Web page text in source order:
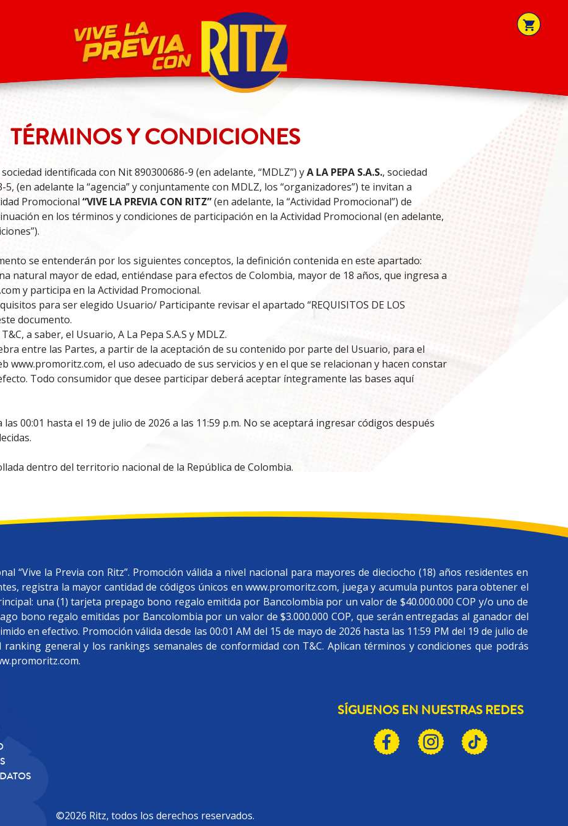
TÉRMINOS Y CONDICIONES
sociedad identificada con Nit 890300686-9 (en adelante, “MDLZ”) yA LA PEPA S.A.S., sociedad
(en adelante la “agencia” y conjuntamente con MDLZ, los “organizadores”) te invitan a
Promocional“VIVE LA PREVIA CON RITZ”(en adelante, la “Actividad Promocional”) de
en los términos y condiciones de participación en la Actividad Promocional (en adelante,
se entenderán por los siguientes conceptos, la definición contenida en este apartado:
natural mayor de edad, entiéndase para efectos de Colombia, mayor de 18 años, que ingresa a
y participa en la Actividad Promocional.
para ser elegido Usuario/ Participante revisar el apartado “REQUISITOS DE LOS
documento.
a saber, el Usuario, A La Pepa S.A.S y MDLZ.
entre las Partes, a partir de la aceptación de su contenido por parte del Usuario, para el
www.promoritz.com, el uso adecuado de sus servicios y en el que se relacionan y hacen constar
Todo consumidor que desee participar deberá aceptar íntegramente las bases aquí
las 00:01 hasta el 19 de julio de 2026 a las 11:59 p.m. No se aceptará ingresar códigos después
dentro del territorio nacional de la República de Colombia.
de sus condiciones. En ese sentido, las personas interesadas obligatoriamente deberán
a continuación:
del portafolio comercializado en Colombia (en adelante, los “Productos Participantes”):
20g y 22.4): RITZ PLAIN – SABOR ORIGINAL
30g, 34g y 75g): RITZ QUESO
52.5g, 58.6g, 67g y 70g): RITZ TACO
75g y 180g): RITZ JALAPEÑO
PROMOCIONAL:
Productos Participantes que incluyan un código alfanumérico (en adelante, “Código
Promocional, los Usuarios deberán ingresar a la página web www.promoritz.com con la
(en adelante, “Datos”). Tras identificarse y suministrar sus Datos, el Usuario
en la promoción; desde dicho momento, el Usuario podrá iniciar sesión (“loguearse”) con su
de identificación y suministro de Datos, revisar el apartado “MECÁNICA AL INGRESAR A
“Vive la Previa con Ritz”. Promoción válida a nivel nacional para mayores de dieciocho (18) años residentes en
registra la mayor cantidad de códigos únicos en www.promoritz.com, juega y acumula puntos para obtener el
una (1) tarjeta prepago bono regalo emitida por Bancolombia por un valor de $40.000.000 COP y/o uno de
bono regalo emitidas por Bancolombia por un valor de $3.000.000 COP, que serán entregadas al ganador del
en efectivo. Promoción válida desde las 00:01 AM del 15 de mayo de 2026 hasta las 11:59 PM del 19 de julio de
general y los rankings semanales de conformidad con T&C. Aplican términos y condiciones que podrás
SÍGUENOS EN NUESTRAS REDES
©2026 Ritz, todos los derechos reservados.